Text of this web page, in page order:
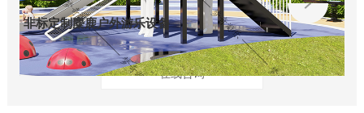
非标定制麋鹿户外游乐设备
在线咨询